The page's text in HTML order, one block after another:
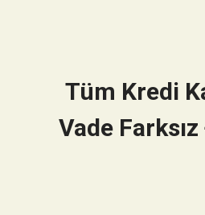
Tüm Kredi
Vade